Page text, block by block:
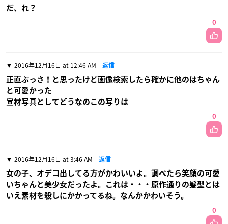
だ、れ？
0
2016年12月16日 at 12:46 AM 返信
正直ぶっさ！と思ったけど画像検索したら確かに他のはちゃん
と可愛かった
宣材写真としてどうなのこの写りは
0
2016年12月16日 at 3:46 AM 返信
女の子、オデコ出してる方がかわいいよ。調べたら笑顔の可愛
いちゃんと美少女だったよ。これは・・・原作通りの髪型とは
いえ素材を殺しにかかってるね。なんかかわいそう。
0